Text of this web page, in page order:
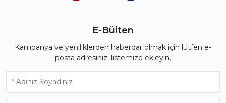
E-Bülten
Kampanya ve yeniliklerden haberdar olmak için lütfen e-
posta adresinizi listemize ekleyin.